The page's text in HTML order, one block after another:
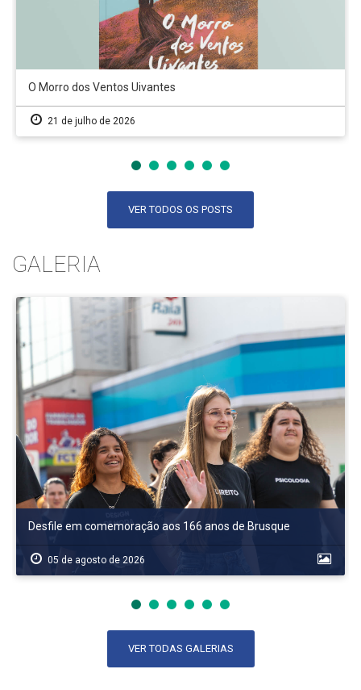
O Morro dos Ventos Uivantes
21 de julho de 2026
VER TODOS OS POSTS
GALERIA
Desfile em comemoração aos 166 anos de Brusque
05 de agosto de 2026
VER TODAS GALERIAS